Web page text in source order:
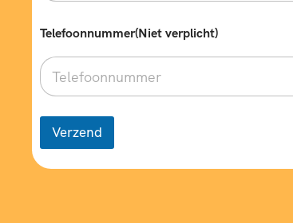
Telefoonnummer(Niet verplicht)
Verzend